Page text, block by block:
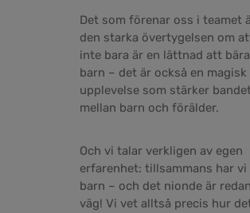
Det som förenar oss i teamet
den starka övertygelsen om
inte bara är en lättnad att
barn – det är också en magisk
upplevelse som stärker
mellan barn och förälder.
Och vi talar verkligen av egen
erfarenhet: tillsammans har vi
barn – och det nionde är
väg! Vi vet alltså precis hur